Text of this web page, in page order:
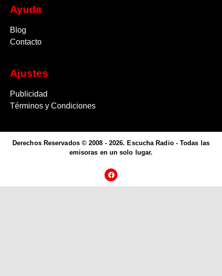
Ayuda
Blog
Contacto
Ajustes
Publicidad
Términos y Condiciones
Derechos Reservados © 2008 - 2026. Escucha Radio - Todas las
emisoras en un solo lugar.